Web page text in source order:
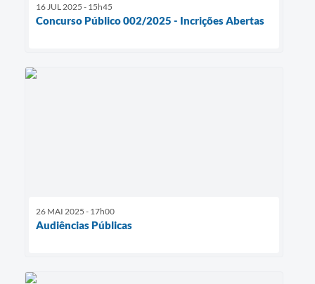
16 JUL 2025 - 15h45
Concurso Público 002/2025 - Incrições Abertas
26 MAI 2025 - 17h00
Audiências Públicas